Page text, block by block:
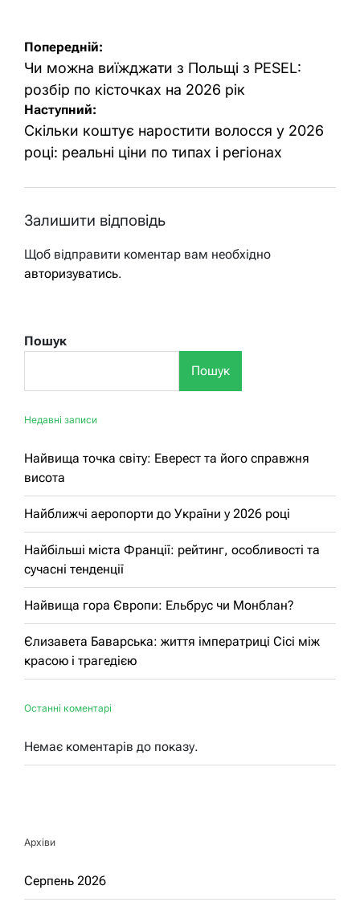
Навігація
записів
Попередній:
Чи можна виїжджати з Польщі з PESEL:
розбір по кісточках на 2026 рік
Наступний:
Скільки коштує наростити волосся у 2026
році: реальні ціни по типах і регіонах
Залишити відповідь
Щоб відправити коментар вам необхідно
авторизуватись.
Пошук
Пошук
Недавні записи
Найвища точка світу: Еверест та його справжня
висота
Найближчі аеропорти до України у 2026 році
Найбільші міста Франції: рейтинг, особливості та
сучасні тенденції
Найвища гора Європи: Ельбрус чи Монблан?
Єлизавета Баварська: життя імператриці Сісі між
красою і трагедією
Останні коментарі
Немає коментарів до показу.
Архіви
Серпень 2026